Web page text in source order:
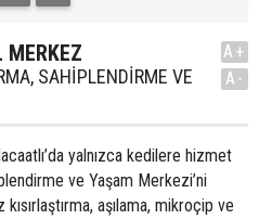
MERKEZ
SAHİPLENDİRME VE
A+
A-
yalnızca kedilere hizmet
ve Yaşam Merkezi’ni
aşılama, mikroçip ve